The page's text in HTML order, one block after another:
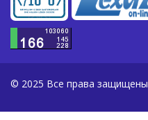
© 2025 Все права защищены